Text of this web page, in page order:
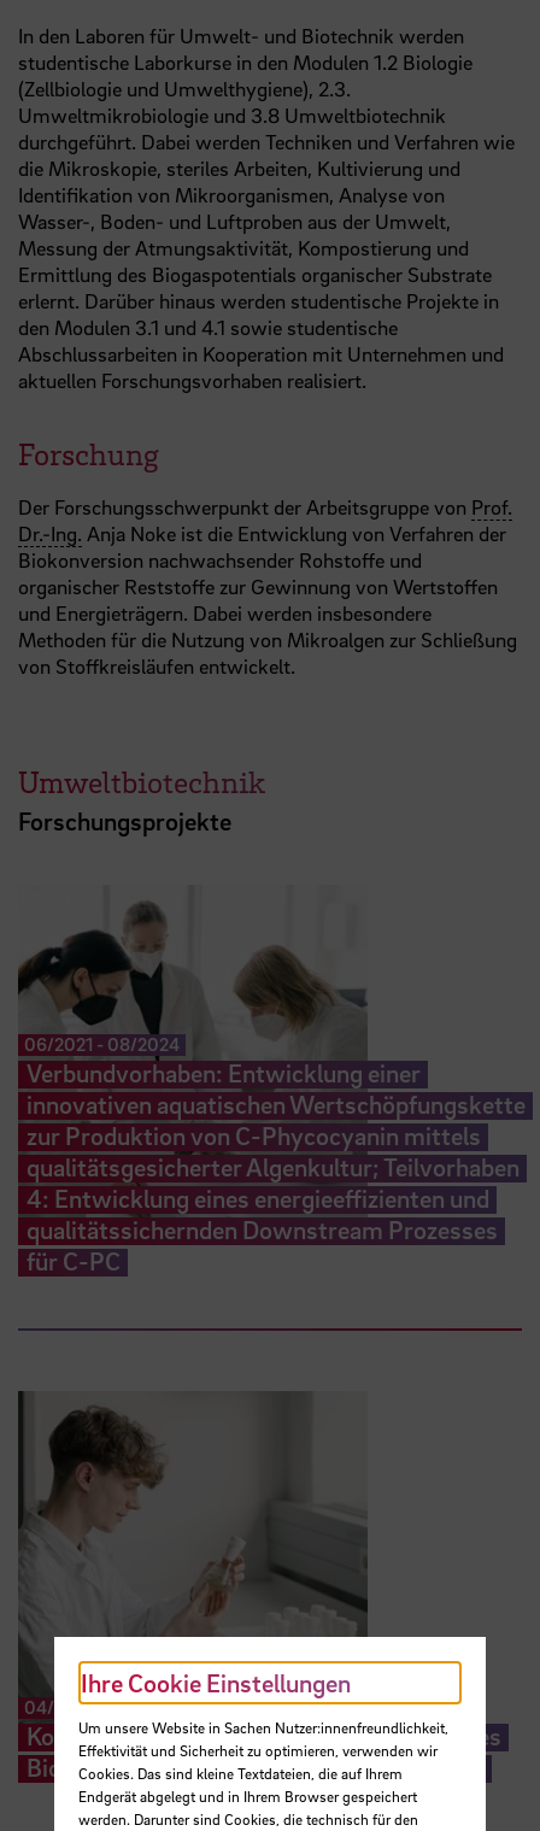
In den Laboren für Umwelt- und Biotechnik werden
studentische Laborkurse in den Modulen 1.2 Biologie
(Zellbiologie und Umwelthygiene), 2.3.
Umweltmikrobiologie und 3.8 Umweltbiotechnik
durchgeführt. Dabei werden Techniken und Verfahren wie
die Mikroskopie, steriles Arbeiten, Kultivierung und
Identifikation von Mikroorganismen, Analyse von
Wasser-, Boden- und Luftproben aus der Umwelt,
Messung der Atmungsaktivität, Kompostierung und
Ermittlung des Biogaspotentials organischer Substrate
erlernt. Darüber hinaus werden studentische Projekte in
den Modulen 3.1 und 4.1 sowie studentische
Abschlussarbeiten in Kooperation mit Unternehmen und
aktuellen Forschungsvorhaben realisiert.
Forschung
Der Forschungsschwerpunkt der Arbeitsgruppe von Prof.
Dr.-Ing. Anja Noke ist die Entwicklung von Verfahren der
Biokonversion nachwachsender Rohstoffe und
organischer Reststoffe zur Gewinnung von Wertstoffen
und Energieträgern. Dabei werden insbesondere
Methoden für die Nutzung von Mikroalgen zur Schließung
von Stoffkreisläufen entwickelt.
Umweltbiotechnik
Forschungsprojekte
06/2021 - 08/2024
Verbundvorhaben: Entwicklung einer
innovativen aquatischen Wertschöpfungskette
zur Produktion von C-Phycocyanin mittels
qualitätsgesicherter Algenkultur; Teilvorhaben
4: Entwicklung eines energieeffizienten und
qualitätssichernden Downstream Prozesses
für C-PC
04/2018-09/2019
Konzeption, Bau und Prozesssteuerung eines
Biomeilers für den Lucie-Flechtmann-Platz
Ihre Cookie Einstellungen
Um unsere Website in Sachen Nutzer:innenfreundlichkeit,
Effektivität und Sicherheit zu optimieren, verwenden wir
Cookies. Das sind kleine Textdateien, die auf Ihrem
Endgerät abgelegt und in Ihrem Browser gespeichert
werden. Darunter sind Cookies, die technisch für den